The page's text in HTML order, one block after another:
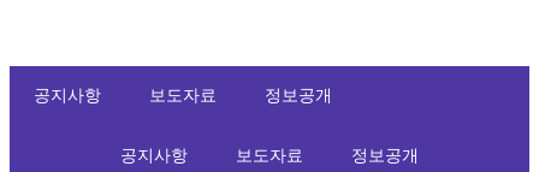
공지사항 보도자료 정보공개
공지사항 보도자료 정보공개